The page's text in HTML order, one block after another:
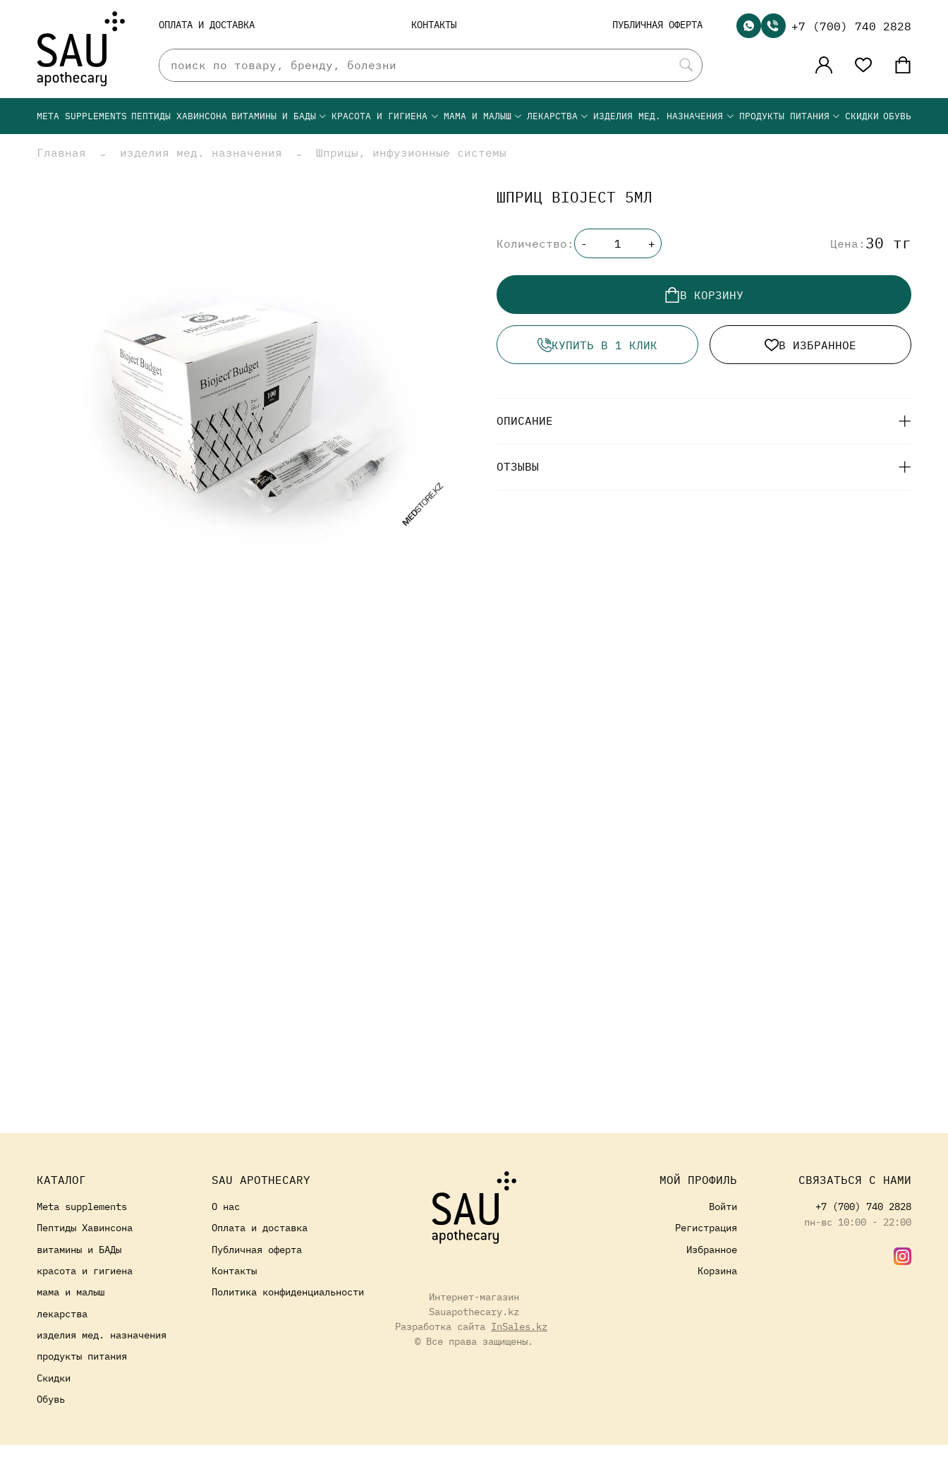
ОПЛАТА И ДОСТАВКА КОНТАКТЫ ПУБЛИЧНАЯ ОФЕРТА +7 (700) 740 2828
META SUPPLEMENTS ПЕПТИДЫ ХАВИНСОНА ВИТАМИНЫ И БАДЫ КРАСОТА И ГИГИЕНА МАМА И МАЛЫШ ЛЕКАРСТВА ИЗДЕЛИЯ МЕД. НАЗНАЧЕНИЯ ПРОДУКТЫ ПИТАНИЯ СКИДКИ ОБУВЬ
Главная изделия мед. назначения Шприцы, инфузионные системы
ШПРИЦ BIOJECT 5МЛ
Количество: - + Цена: 30 тг
В КОРЗИНУ
КУПИТЬ В 1 КЛИК В ИЗБРАННОЕ
ОПИСАНИЕ
ОТЗЫВЫ
КАТАЛОГ
Meta supplements
Пептиды Хавинсона
витамины и БАДы
красота и гигиена
мама и малыш
лекарства
изделия мед. назначения
продукты питания
Скидки
Обувь
SAU APOTHECARY
О нас
Оплата и доставка
Публичная оферта
Контакты
Политика конфиденциальности
Интернет-магазин
Sauapothecary.kz
Разработка сайта InSales.kz
© Все права защищены.
МОЙ ПРОФИЛЬ
Войти
Регистрация
Избранное
Корзина
СВЯЗАТЬСЯ С НАМИ
+7 (700) 740 2828
пн-вс 10:00 - 22:00